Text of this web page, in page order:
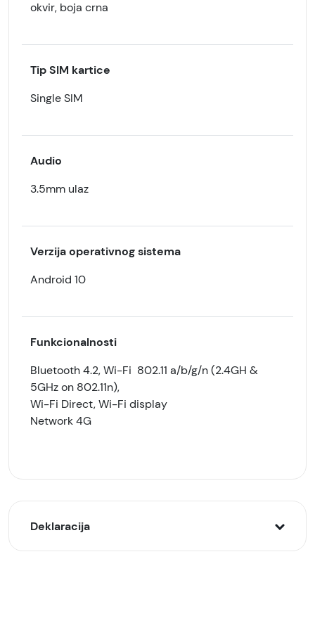
okvir, boja crna
Tip SIM kartice
Single SIM
Audio
3.5mm ulaz
Verzija operativnog sistema
Android 10
Funkcionalnosti
Bluetooth 4.2, Wi-Fi 802.11 a/b/g/n (2.4GH &
5GHz on 802.11n),
Wi-Fi Direct, Wi-Fi display
Network 4G
Deklaracija